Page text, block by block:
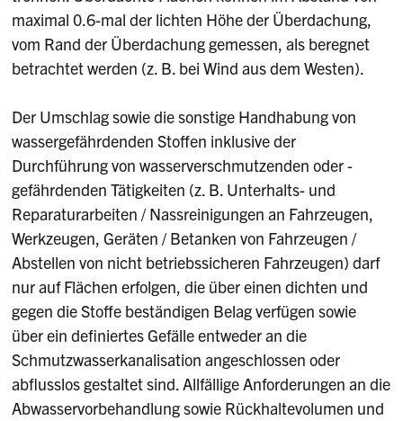
maximal 0.6-mal der lichten Höhe der Überdachung,
vom Rand der Überdachung gemessen, als beregnet
betrachtet werden (z. B. bei Wind aus dem Westen).
Der Umschlag sowie die sonstige Handhabung von
wassergefährdenden Stoffen inklusive der
Durchführung von wasserverschmutzenden oder -
gefährdenden Tätigkeiten (z. B. Unterhalts- und
Reparaturarbeiten / Nassreinigungen an Fahrzeugen,
Werkzeugen, Geräten / Betanken von Fahrzeugen /
Abstellen von nicht betriebssicheren Fahrzeugen) darf
nur auf Flächen erfolgen, die über einen dichten und
gegen die Stoffe beständigen Belag verfügen sowie
über ein definiertes Gefälle entweder an die
Schmutzwasserkanalisation angeschlossen oder
abflusslos gestaltet sind. Allfällige Anforderungen an die
Abwasservorbehandlung sowie Rückhaltevolumen und